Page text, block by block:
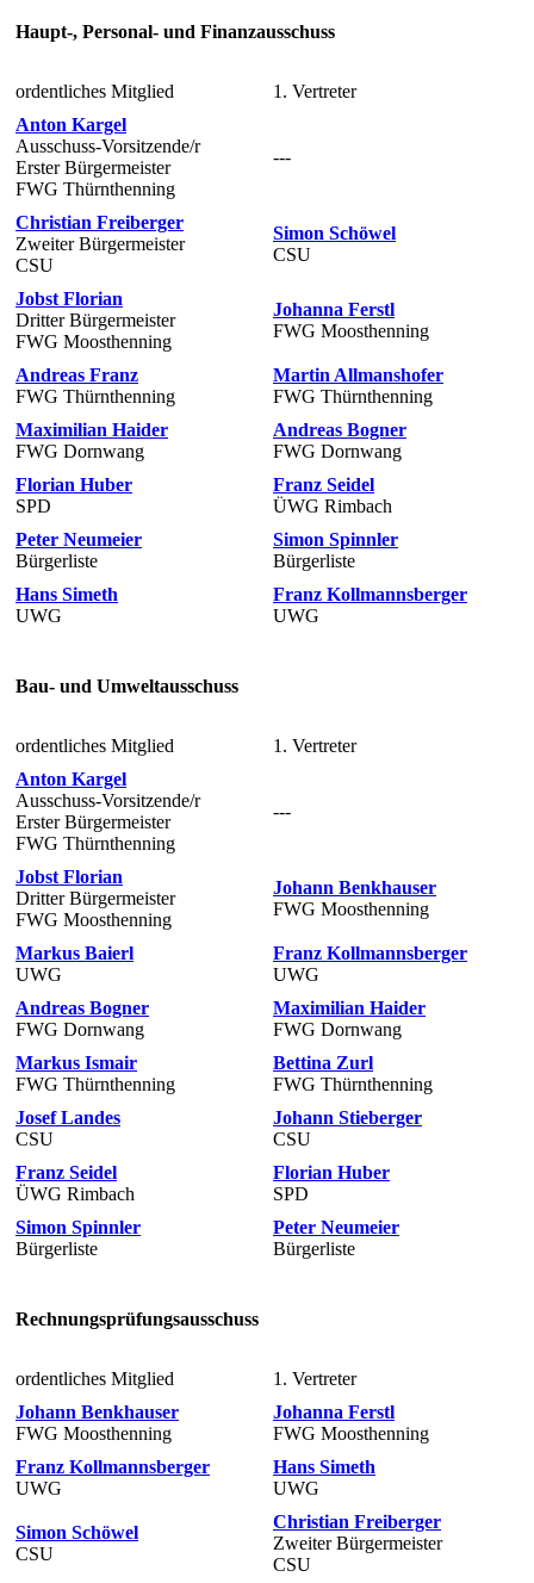
Haupt-, Personal- und Finanzausschuss
ordentliches Mitglied
1. Vertreter
Anton Kargel
Ausschuss-Vorsitzende/r
Erster Bürgermeister
FWG Thürnthenning
---
Christian Freiberger
Zweiter Bürgermeister
CSU
Simon Schöwel
CSU
Jobst Florian
Dritter Bürgermeister
FWG Moosthenning
Johanna Ferstl
FWG Moosthenning
Andreas Franz
FWG Thürnthenning
Martin Allmanshofer
FWG Thürnthenning
Maximilian Haider
FWG Dornwang
Andreas Bogner
FWG Dornwang
Florian Huber
SPD
Franz Seidel
ÜWG Rimbach
Peter Neumeier
Bürgerliste
Simon Spinnler
Bürgerliste
Hans Simeth
UWG
Franz Kollmannsberger
UWG
Bau- und Umweltausschuss
ordentliches Mitglied
1. Vertreter
Anton Kargel
Ausschuss-Vorsitzende/r
Erster Bürgermeister
FWG Thürnthenning
---
Jobst Florian
Dritter Bürgermeister
FWG Moosthenning
Johann Benkhauser
FWG Moosthenning
Markus Baierl
UWG
Franz Kollmannsberger
UWG
Andreas Bogner
FWG Dornwang
Maximilian Haider
FWG Dornwang
Markus Ismair
FWG Thürnthenning
Bettina Zurl
FWG Thürnthenning
Josef Landes
CSU
Johann Stieberger
CSU
Franz Seidel
ÜWG Rimbach
Florian Huber
SPD
Simon Spinnler
Bürgerliste
Peter Neumeier
Bürgerliste
Rechnungsprüfungsausschuss
ordentliches Mitglied
1. Vertreter
Johann Benkhauser
FWG Moosthenning
Johanna Ferstl
FWG Moosthenning
Franz Kollmannsberger
UWG
Hans Simeth
UWG
Simon Schöwel
CSU
Christian Freiberger
Zweiter Bürgermeister
CSU